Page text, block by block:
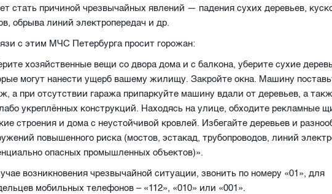
стать причиной чрезвычайных явлений — падения сухих деревьев,
обрыва линий электропередач и др.
с этим МЧС Петербурга просит горожан:
хозяйственные вещи со двора дома и с балкона, уберите сухие
могут нанести ущерб вашему жилищу. Закройте окна. Машину
а при отсутствии гаража припаркуйте машину вдали от деревьев, а
укреплённых конструкций. Находясь на улице, обходите рекламные
строения и дома с неустойчивой кровлей. Избегайте деревьев и
повышенного риска (мостов, эстакад, трубопроводов, линий
опасных промышленных объектов)».
возникновения чрезвычайной ситуации, звонить по номеру «01», для
мобильных телефонов – «112», «010» или «001».